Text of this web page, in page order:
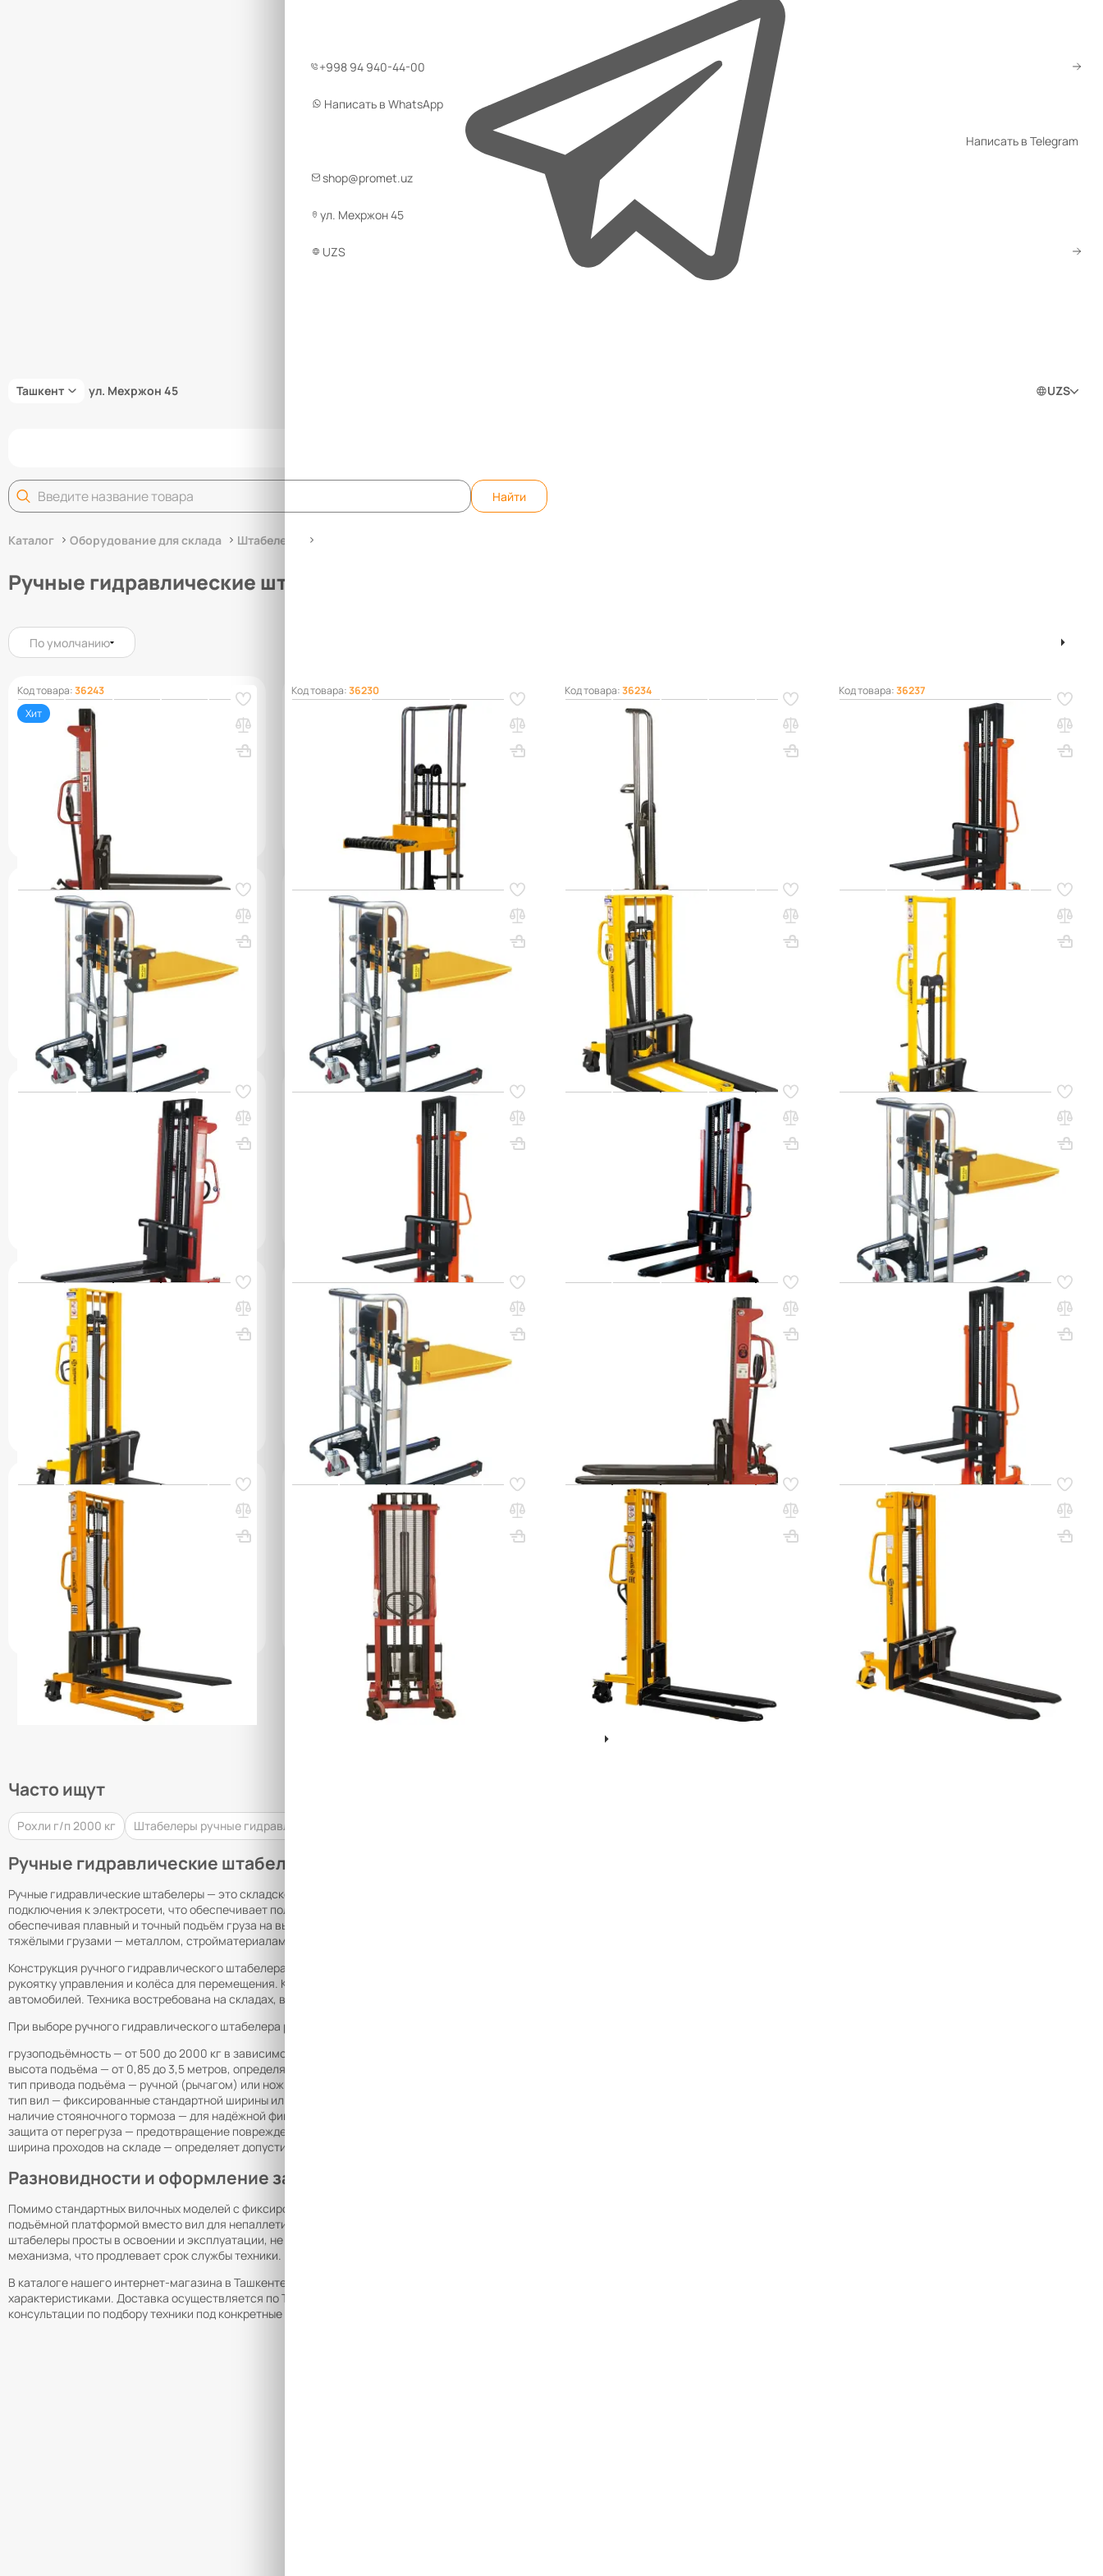
+998 94 940-44-00
Написать в WhatsApp
Написать в Telegram
shop@promet.uz
ул. Мехржон 45
UZS
Ташкент ул. Мехржон 45 UZS
Найти
Каталог Оборудование для склада Штабелеры
Ручные гидравлические штабелеры
По умолчанию
Код товара:36243
Хит
Штабелер гидравлический 1,0 т 2,5 м
TOR CTY-EH с раздвижными вилами
ВхШхГ, мм: 1830х715х1716
Вес, кг: 270
(0)
16 584 000 сум
УТОЧНИТЬ НАЛИЧИЕ / ЦЕНУ
Код товара:36230
Штабелер гидравлический 0,4 т 1,5 м
Вес, кг: 85
21 981 000 сум
УТОЧНИТЬ НАЛИЧИЕ / ЦЕНУ
Код товара:36234
Штабелер гидравлический 0,4 т 1,5 м
Вес, кг: 85
14 081 000 сум
УТОЧНИТЬ НАЛИЧИЕ / ЦЕНУ
Код товара:36237
Штабелер гидравлический 1,0 т 1,6 м
TOR CTY-E с раздвижными вилами
ВхШхГ, мм: 2034х770х1710
Вес, кг: 200
УТОЧНИТЬ НАЛИЧИЕ / ЦЕНУ
Код товара:36233
Штабелер гидравлический 0,4 т 1,3 м
TOR PJ4130 облегченный
Вес, кг: 88
(0)
14 004 000 сум
УТОЧНИТЬ НАЛИЧИЕ / ЦЕНУ
Штабелер гидравлический 0,4 т 0,85 м
TOR PJ4085 облегченный
Вес, кг: 80
(0)
12 989 000 сум
УТОЧНИТЬ НАЛИЧИЕ / ЦЕНУ
45093
Ручной гидравлический штабелер SDA
1520 (1500 кг; 2 м; вилы 300-850 мм)
СМАРТЛИФТ (SMARTLIFT)
Вес, кг: 274
(0)
14 201 000 сум
УТОЧНИТЬ НАЛИЧИЕ / ЦЕНУ
78780
Ручной гидравлический штабелер SDJ
0516 (500 кг, 1,6 м, вилы 200-550 мм)
ВхШхГ, мм: 1920х1360х580
Вес, кг: 107
(0)
9 240 000 сум
Код товара:36251
Штабелер гидравлический 2,0 т 2,5 м
TOR CTY-EH с раздвижными вилами
УТОЧНИТЬ НАЛИЧИЕ / ЦЕНУ
Код товара:36245
Штабелер гидравлический 1,5 т 2,0 м
TOR CTY-EH с раздвижными вилами
ВхШхГ, мм: 1580х715х1720
Вес, кг: 295
УТОЧНИТЬ НАЛИЧИЕ / ЦЕНУ
Код товара:36249
Штабелер гидравлический 2,0 т 3,0 м
TOR CTY-EH с раздвижными вилами
ВхШхГ, мм: 2040х715х1720
Вес, кг: 280
УТОЧНИТЬ НАЛИЧИЕ / ЦЕНУ
Код товара:36232
Штабелер гидравлический 0,4 т 1,1 м
TOR PJ4110 облегченный
ВхШхГ, мм: 1310х590х1040
Вес, кг: 85
(0)
13 688 000 сум
УТОЧНИТЬ НАЛИЧИЕ / ЦЕНУ
Код товара:45094
Ручной гидравлический штабелер SDA
1525 (1500 кг; 2,5 м; вилы 300-850 мм)
СМАРТЛИФТ (SMARTLIFT)
Вес, кг: 290
(0)
15 472 000 сум
УТОЧНИТЬ НАЛИЧИЕ / ЦЕНУ
36235
Штабелер гидравлический 0,4 т 1,7 м
TOR PJ4170 облегченный
Вес, кг: 98
(0)
17 824 000 сум
УТОЧНИТЬ НАЛИЧИЕ / ЦЕНУ
36248
Штабелер гидравлический 2,0 т 2,0 м
TOR CTY-EH с раздвижными вилами
УТОЧНИТЬ НАЛИЧИЕ / ЦЕНУ
Код товара:36250
Штабелер гидравлический 1,5 т 3,0 м
TOR CTY-EH с раздвижными вилами
УТОЧНИТЬ НАЛИЧИЕ / ЦЕНУ
Код товара:35820
Ручной гидравлический штабелер SDA
1030 (1000 кг; 3 м; вилы 300-850 мм)
СМАРТЛИФТ (SMARTLIFT)
Вес, кг: 304
(0)
14 201 000 сум
УТОЧНИТЬ НАЛИЧИЕ / ЦЕНУ
Код товара:36247
Штабелер гидравлический 1,0 т 3,0 м
TOR CTY-EH с раздвижными вилами
17 435 000 сум
УТОЧНИТЬ НАЛИЧИЕ / ЦЕНУ
Код товара:35829
Ручной гидравлический штабелер SDA
1530 (1500 кг; 3 м; фиксированные
вилы) СМАРТЛИФТ (SMARTLIFT)
Вес, кг: 282
(0)
15 301 000 сум
УТОЧНИТЬ НАЛИЧИЕ / ЦЕНУ
Ручной гидравлический штабелер CTY-
E10-25 (1000 кг, 2,5 м, вилы 330-860 мм)
СМАРТЛИФТ (SMARTLIFT)
ВхШхГ, мм: 1600х890
Вес, кг: 287
(0)
12 438 000 сум
q_257831
Часто ищут
Рохли г/п 2000 кг Штабелеры ручные гидравлические 2000 кг
Ручные гидравлические штабелеры — надёжное решение для складов с небольшим грузооборотом
Ручные гидравлические штабелеры — это складское оборудование для подъёма, перемещения и штабелирования паллетированных грузов. Техника работает от физической силы оператора без
подключения к электросети, что обеспечивает полную автономность и независимость от источников энергии. Гидравлический механизм активируется рычагом на рукоятке или ножной педалью,
обеспечивая плавный и точный подъём груза на высоту до 3–3,5 метров. Грузоподъёмность моделей составляет от 500 до 2000 кг, что позволяет работать как с лёгкими паллетами, так и с
тяжёлыми грузами — металлом, стройматериалами, жидкостями в таре.
Конструкция ручного гидравлического штабелера включает несущую раму из прочной стали, мачту с рёбрами жёсткости, гидроцилиндр с перепускным клапаном, вилы для захвата поддонов,
рукоятку управления и колёса для перемещения. Компактные габариты и малый радиус поворота позволяют работать в узких проходах шириной от 1800 мм, заезжать в грузовые лифты и кузова
автомобилей. Техника востребована на складах, в логистических центрах, подсобных помещениях магазинов, производственных цехах, автосервисах и на терминалах транспортных компаний.
При выборе ручного гидравлического штабелера рекомендуется учитывать следующие параметры:
грузоподъёмность — от 500 до 2000 кг в зависимости от массы перемещаемых паллет;
высота подъёма — от 0,85 до 3,5 метров, определяющая количество доступных ярусов стеллажей;
тип привода подъёма — ручной (рычагом) или ножной (педалью), педаль удобнее при многократных подъёмах за смену;
тип вил — фиксированные стандартной ширины или раздвижные (от 320 до 850 мм) для работы с нестандартными поддонами;
наличие стояночного тормоза — для надёжной фиксации штабелера во время операций;
защита от перегруза — предотвращение повреждений гидроузла при превышении допустимой нагрузки;
ширина проходов на складе — определяет допустимые габариты техники и радиус поворота.
Разновидности и оформление заказа
Помимо стандартных вилочных моделей с фиксированной шириной вил, в каталоге представлены штабелеры с раздвижными вилами для работы с нестандартными паллетами, модели с
подъёмной платформой вместо вил для непаллетированных грузов и коробок, а также бочкокантователи для захвата, переворота и наклона цилиндрической тары. Ручные гидравлические
штабелеры просты в освоении и эксплуатации, не требуют специального обучения, лицензии или сложного обслуживания. Разборный гидроузел при износе ремонтируется без замены всего
механизма, что продлевает срок службы техники.
В каталоге нашего интернет-магазина в Ташкенте представлены ручные гидравлические штабелеры различных модификаций и грузоподъёмности с подробными техническими
характеристиками. Доставка осуществляется по Ташкенте и в другие регионы. Для оформления заказа достаточно добавить подходящую модель в корзину или связаться с менеджерами для
консультации по подбору техники под конкретные складские условия.